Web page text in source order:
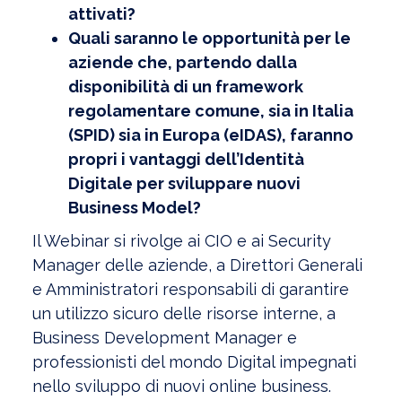
attivati?
Quali saranno le opportunità per le
aziende che, partendo dalla
disponibilità di un framework
regolamentare comune, sia in Italia
(SPID) sia in Europa (eIDAS), faranno
propri i vantaggi dell’Identità
Digitale per sviluppare nuovi
Business Model?
Il Webinar si rivolge ai CIO e ai Security
Manager delle aziende, a Direttori Generali
e Amministratori responsabili di garantire
un utilizzo sicuro delle risorse interne, a
Business Development Manager e
professionisti del mondo Digital impegnati
nello sviluppo di nuovi online business.